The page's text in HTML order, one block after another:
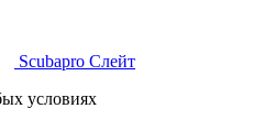
Scubapro Слейт
условиях